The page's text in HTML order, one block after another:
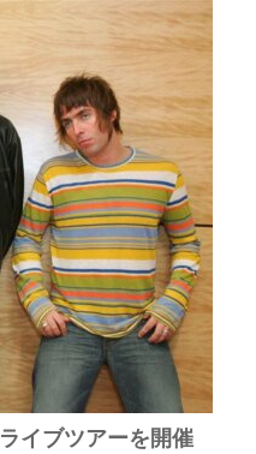
イブツアーを開催